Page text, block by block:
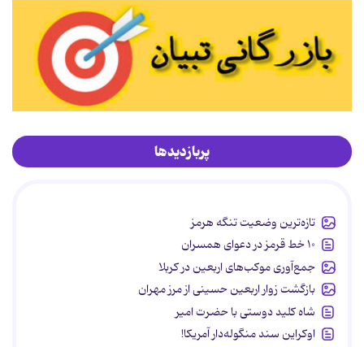
پربازدیدها
تازه‌ترین وضعیت تنگه هرمز
۱۰ خط قرمز در دعوای همسران
جمع‌آوری موکب‌های اربعین در کربلا
بازگشت زوار اربعین حسینی از مرز مهران
شاه کلید دوستی با حضرت امیر
اوکراین سند منگوله‌دار آمریکا!